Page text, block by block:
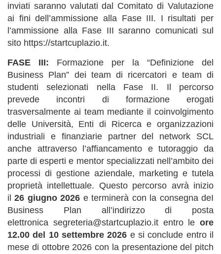
inviati saranno valutati dal Comitato di Valutazione
ai fini dell’ammissione alla Fase III. I risultati per
l’ammissione alla Fase III saranno comunicati sul
sito https://startcuplazio.it.
FASE III: Formazione per la “Definizione del
Business Plan” dei team di ricercatori e team di
studenti selezionati nella Fase II. Il percorso
prevede incontri di formazione erogati
trasversalmente ai team mediante il coinvolgimento
delle Università, Enti di Ricerca e organizzazioni
industriali e finanziarie partner del network SCL
anche attraverso l’affiancamento e tutoraggio da
parte di esperti e mentor specializzati nell’ambito dei
processi di gestione aziendale, marketing e tutela
proprietà intellettuale. Questo percorso avrà inizio
il26 giugno 2026 e terminerà con la consegna deI
Business Plan all’indirizzo di posta
elettronica segreteria@startcuplazio.it entro le ore
12.00 del 10 settembre 2026 e si conclude entro il
mese di ottobre 2026 con la presentazione del pitch